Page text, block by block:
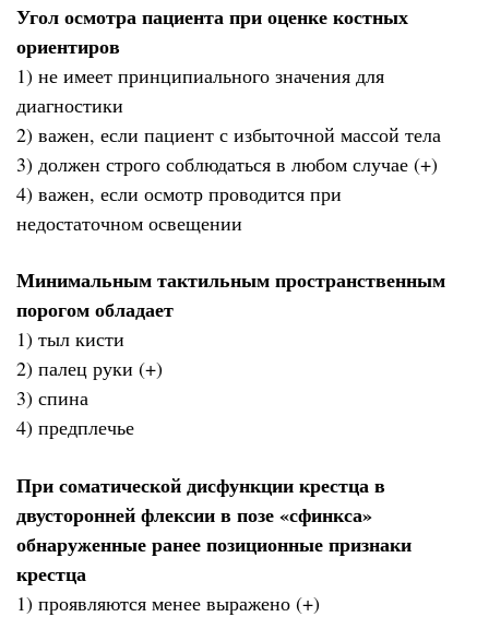
Угол осмотра пациента при оценке костных
ориентиров
1) не имеет принципиального значения для
диагностики
2) важен, если пациент с избыточной массой тела
3) должен строго соблюдаться в любом случае (+)
4) важен, если осмотр проводится при
недостаточном освещении
Минимальным тактильным пространственным
порогом обладает
1) тыл кисти
2) палец руки (+)
3) спина
4) предплечье
При соматической дисфункции крестца в
двусторонней флексии в позе «сфинкса»
обнаруженные ранее позиционные признаки
крестца
1) проявляются менее выражено (+)